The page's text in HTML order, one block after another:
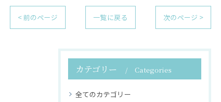
< 前のページ 一覧に戻る 次のページ >
カテゴリー Categories
全てのカテゴリー